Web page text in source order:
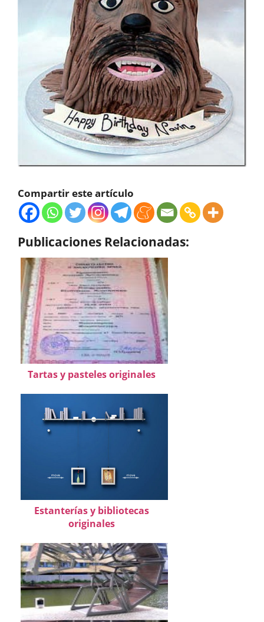
Compartir este artículo
Publicaciones Relacionadas:
Tartas y pasteles originales
Estanterías y bibliotecas
originales